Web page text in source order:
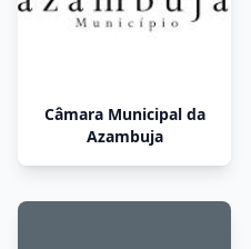
Câmara Municipal da
Azambuja